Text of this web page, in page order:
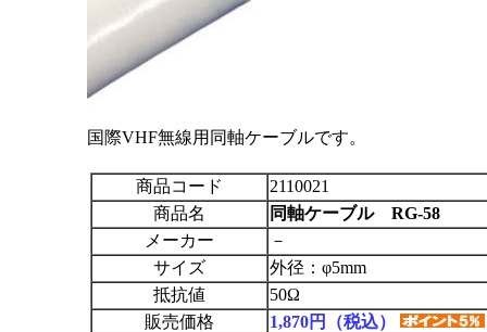
国際VHF無線用同軸ケーブルです。
商品コード
2110021
商品名
同軸ケーブル RG-58
メーカー
－
サイズ
外径：φ5mm
抵抗値
50Ω
販売価格
1,870円（税込）